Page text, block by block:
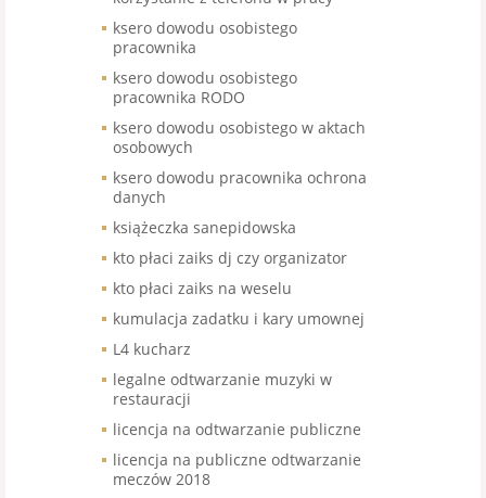
ksero dowodu osobistego
pracownika
ksero dowodu osobistego
pracownika RODO
ksero dowodu osobistego w aktach
osobowych
ksero dowodu pracownika ochrona
danych
książeczka sanepidowska
kto płaci zaiks dj czy organizator
kto płaci zaiks na weselu
kumulacja zadatku i kary umownej
L4 kucharz
legalne odtwarzanie muzyki w
restauracji
licencja na odtwarzanie publiczne
licencja na publiczne odtwarzanie
meczów 2018